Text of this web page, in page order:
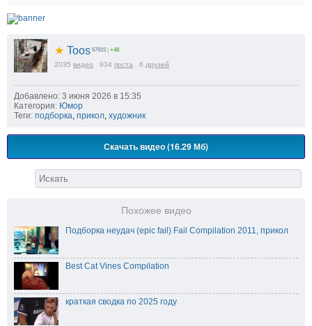
★ Toos 67915 | +48
2035 видео 934 поста 6 друзей
Добавлено: 3 июня 2026 в 15:35
Категория: Юмор
Теги: подборка прикол художник
Скачать видео (16.29 Мб)
Похожее видео
Подборка неудач (epic fail) Fail Compilation 2011, прикол
Best Cat Vines Compilation
краткая сводка по 2025 году